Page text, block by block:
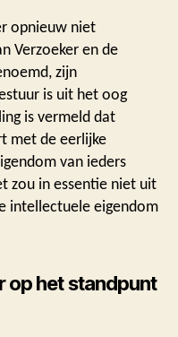
opnieuw niet
Verzoeker en de
zijn
is uit het oog
is vermeld dat
met de eerlijke
van ieders
zou in essentie niet uit
intellectuele eigendom
op het standpunt